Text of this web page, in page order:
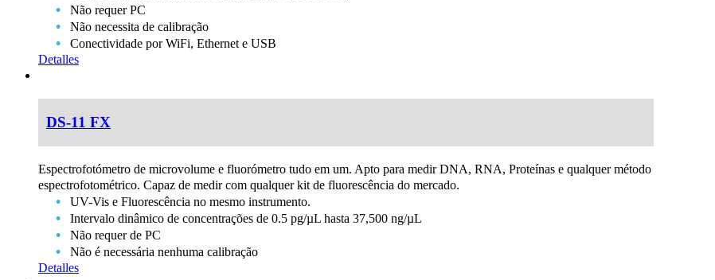
Não requer PC
Não necessita de calibração
Conectividade por WiFi, Ethernet e USB
Detalles
DS-11 FX
Espectrofotómetro de microvolume e fluorómetro tudo em um. Apto para medir DNA, RNA, Proteínas e qualquer método
espectrofotométrico. Capaz de medir com qualquer kit de fluorescência do mercado.
UV-Vis e Fluorescência no mesmo instrumento.
Intervalo dinâmico de concentrações de 0.5 pg/µL hasta 37,500 ng/µL
Não requer de PC
Não é necessária nenhuma calibração
Detalles